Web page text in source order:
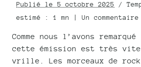
Publié le 5 octobre 2025 /
estimé : 1 mn | Un
Comme nous l’avons
cette émission est très
vrille. Les morceaux de